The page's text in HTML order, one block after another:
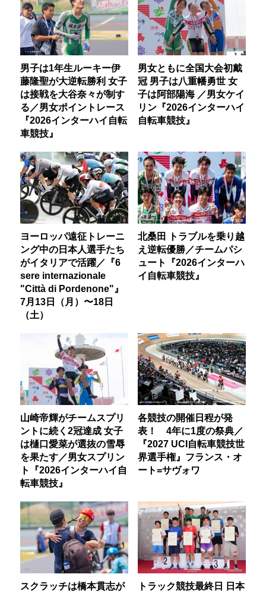
男子は1年生ルーキー伊
藤隆聖が大逆転勝利 女子
は接戦を大谷奈々が制す
る／男女ポイントレース
『2026インターハイ自転
車競技』
男女ともに全国大会初戴
冠 男子は八重幡勇世 女
子は阿部陽海 ／男女ケイ
リン『2026インターハイ
自転車競技』
ヨーロッパ遠征トレーニ
ング中の日本人選手たち
がイタリアで活躍／『6
sere internazionale
"Città di Pordenone"』
7月13日（月）〜18日
（土）
北桑田 トラブルを乗り越
え逆転優勝／チームパシ
ュート『2026インターハ
イ自転車競技』
山崎帝輝がチームスプリ
ントに続く2冠達成 女子
は樋口愛菜が選抜の雪辱
を果たす／男女スプリン
ト『2026インターハイ自
転車競技』
各競技の開催日程が発
表！ 4年に1度の祭典／
『2027 UCI自転車競技世
界選手権』フランス・オ
ート=サヴォワ
スクラッチは橋本貫志が
トラック競技最終日 日本